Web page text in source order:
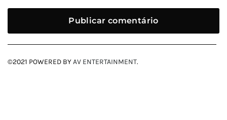
©2021 POWERED BYAV ENTERTAINMENT.